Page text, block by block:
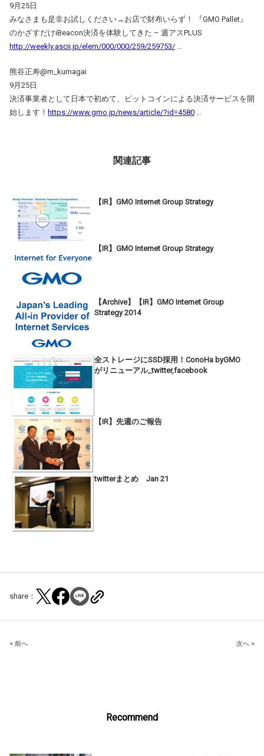
9月25日
みなさまも是非お試しください→お店で財布いらず！ 『GMO Pallet』
のかざすだけiBeacon決済を体験してきた – 週アスPLUS
http://weekly.ascii.jp/elem/000/000/259/259753/
熊谷正寿@m_kumagai
9月25日
決済事業者として日本で初めて、ビットコインによる決済サービスを開
始します！ https://www.gmo.jp/news/article/?id=4580
関連記事
【IR】GMO Internet Group Strategy
【IR】GMO Internet Group Strategy
【Archive】【IR】GMO Internet Group
Strategy 2014
全ストレージにSSD採用！ConoHa byGMO
がリニューアル_twitter,facebook
【IR】先週のご報告
twitterまとめ Jan 21
share：
Post
< 前へ 次へ >
Recommend